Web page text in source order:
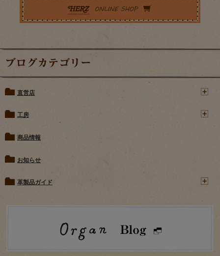
ブログカテゴリー
直営店
工房
商品情報
お知らせ
革製品ガイド